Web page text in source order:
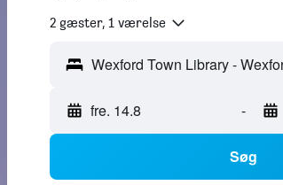
2 gæster, 1 værelse
fre. 14.8 -
Søg